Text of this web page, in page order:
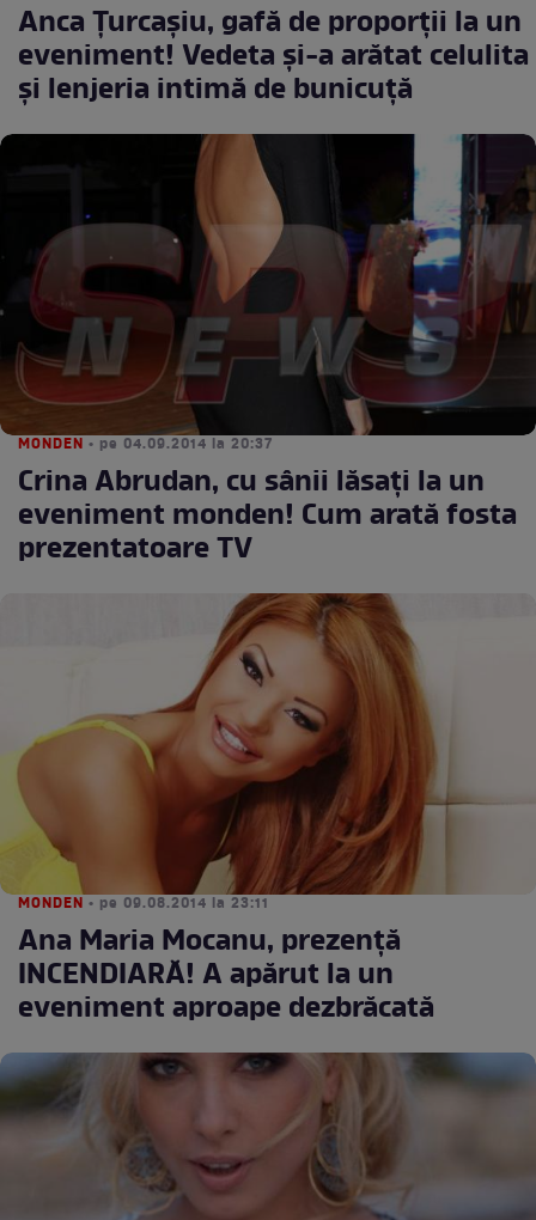
Anca Ţurcaşiu, gafă de proporţii la un
eveniment! Vedeta şi-a arătat celulita
şi lenjeria intimă de bunicuţă
MONDEN • pe 04.09.2014 la 20:37
Crina Abrudan, cu sânii lăsaţi la un
eveniment monden! Cum arată fosta
prezentatoare TV
MONDEN • pe 09.08.2014 la 23:11
Ana Maria Mocanu, prezenţă
INCENDIARĂ! A apărut la un
eveniment aproape dezbrăcată